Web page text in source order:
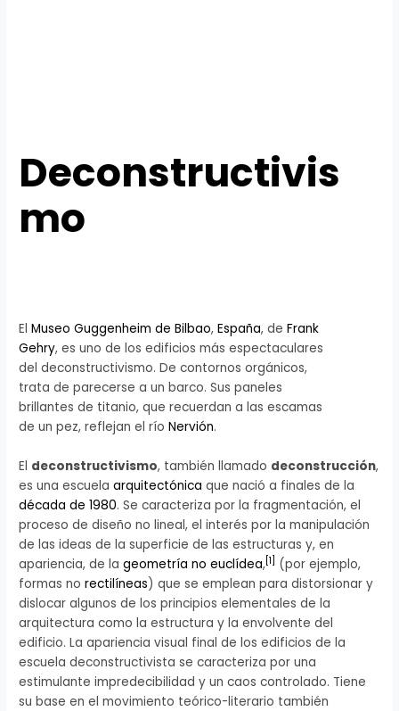
Deconstructivis
mo
ElMuseo Guggenheim de Bilbao,España, deFrank
Gehry, es uno de los edificios más espectaculares
del deconstructivismo. De contornos orgánicos,
trata de parecerse a un barco. Sus paneles
brillantes de titanio, que recuerdan a las escamas
de un pez, reflejan el ríoNervión.
El deconstructivismo, también llamado deconstrucción,
es una escuelaarquitectónica que nació a finales de la
década de 1980. Se caracteriza por la fragmentación, el
proceso de diseño no lineal, el interés por la manipulación
de las ideas de la superficie de las estructuras y, en
apariencia, de lageometría no euclídea, [1
(por ejemplo,
formas norectilíneas) que se emplean para distorsionar y
dislocar algunos de los principios elementales de la
arquitectura como la estructura y la envolvente del
edificio. La apariencia visual final de los edificios de la
escuela deconstructivista se caracteriza por una
estimulante impredecibilidad y un caos controlado. Tiene
su base en el movimiento teórico-literario también